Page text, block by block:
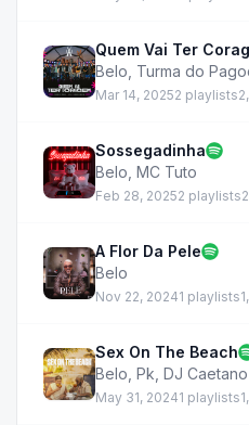
Quem Vai Ter
Belo Turma do
Mar 14, 20252 playlists
Sossegadinha
Belo MC Tuto
Feb 28, 20252 playlists
A Flor Da Pele
Belo
Nov 22, 20241 playlists
Sex On The Beach
Belo Pk DJ Caetano
May 31, 20241 playlists